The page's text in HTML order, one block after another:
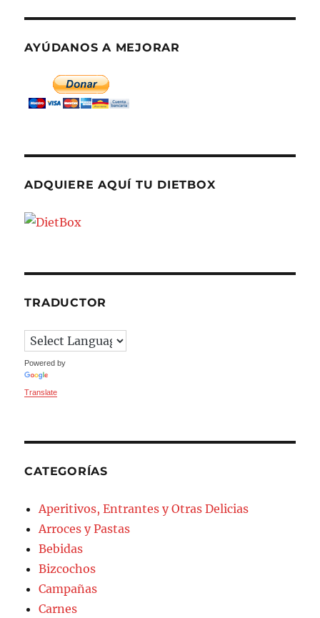
AYÚDANOS A MEJORAR
ADQUIERE AQUÍ TU DIETBOX
TRADUCTOR
Powered by
Translate
CATEGORÍAS
Aperitivos, Entrantes y Otras Delicias
Arroces y Pastas
Bebidas
Bizcochos
Campañas
Carnes